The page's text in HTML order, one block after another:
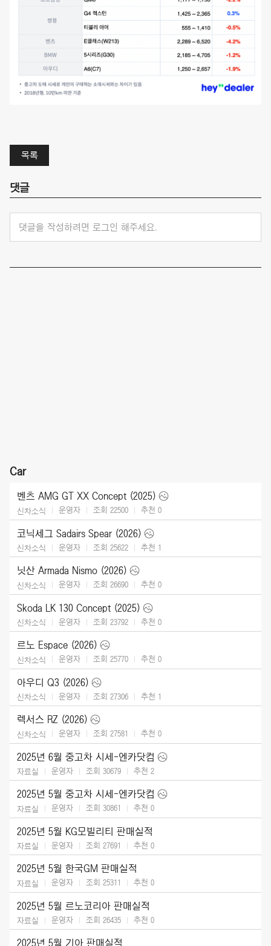
목록
댓글
댓글을 작성하려면 로그인 해주세요.
Car
벤츠 AMG GT XX Concept (2025)
신차소식 운영자 조회 22500 추천 0
코닉세그 Sadairs Spear (2026)
신차소식 운영자 조회 25622 추천 1
닛산 Armada Nismo (2026)
신차소식 운영자 조회 26690 추천 0
Skoda LK 130 Concept (2025)
신차소식 운영자 조회 23792 추천 0
르노 Espace (2026)
신차소식 운영자 조회 25770 추천 0
아우디 Q3 (2026)
신차소식 운영자 조회 27306 추천 1
렉서스 RZ (2026)
신차소식 운영자 조회 27581 추천 0
2025년 6월 중고차 시세-엔카닷컴
자료실 운영자 조회 30679 추천 2
2025년 5월 중고차 시세-엔카닷컴
자료실 운영자 조회 30861 추천 0
2025년 5월 KG모빌리티 판매실적
자료실 운영자 조회 27691 추천 0
2025년 5월 한국GM 판매실적
자료실 운영자 조회 25311 추천 0
2025년 5월 르노코리아 판매실적
자료실 운영자 조회 26435 추천 0
2025년 5월 기아 판매실적